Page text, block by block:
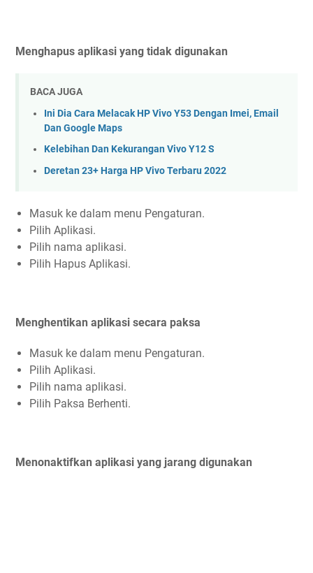
Menghapus aplikasi yang tidak digunakan
BACA JUGA
Ini Dia Cara Melacak HP Vivo Y53 Dengan Imei, Email
Dan Google Maps
Kelebihan Dan Kekurangan Vivo Y12 S
Deretan 23+ Harga HP Vivo Terbaru 2022
Masuk ke dalam menu Pengaturan.
Pilih Aplikasi.
Pilih nama aplikasi.
Pilih Hapus Aplikasi.
Menghentikan aplikasi secara paksa
Masuk ke dalam menu Pengaturan.
Pilih Aplikasi.
Pilih nama aplikasi.
Pilih Paksa Berhenti.
Menonaktifkan aplikasi yang jarang digunakan